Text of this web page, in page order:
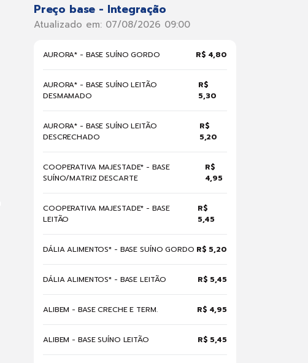
Preço base - Integração
Atualizado em: 07/08/2026 09:00
AURORA* - BASE SUÍNO GORDO R$ 4,80
AURORA* - BASE SUÍNO LEITÃO
DESMAMADO
R$
5,30
AURORA* - BASE SUÍNO LEITÃO
DESCRECHADO
R$
5,20
COOPERATIVA MAJESTADE* - BASE
SUÍNO/MATRIZ DESCARTE
R$
4,95
COOPERATIVA MAJESTADE* - BASE
LEITÃO
R$
5,45
DÁLIA ALIMENTOS* - BASE SUÍNO GORDO R$ 5,20
DÁLIA ALIMENTOS* - BASE LEITÃO R$ 5,45
ALIBEM - BASE CRECHE E TERM. R$ 4,95
ALIBEM - BASE SUÍNO LEITÃO R$ 5,45